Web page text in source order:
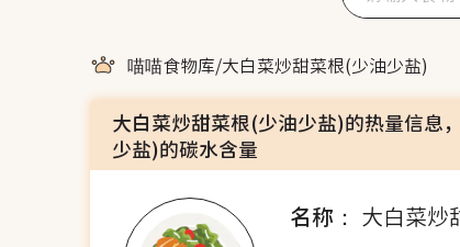
喵喵食物库/大白菜炒甜菜根(少油少盐)
大白菜炒甜菜根(少油少盐)的热量信息
少盐)的碳水含量
名称： 大白菜炒